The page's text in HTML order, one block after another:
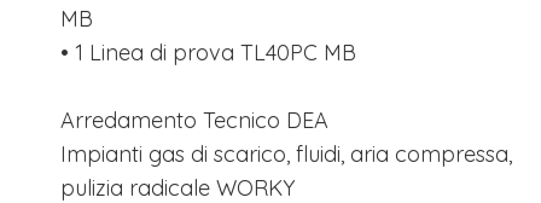
MB
• 1 Linea di prova TL40PC MB
Arredamento Tecnico DEA
Impianti gas di scarico, fluidi, aria compressa,
pulizia radicale WORKY